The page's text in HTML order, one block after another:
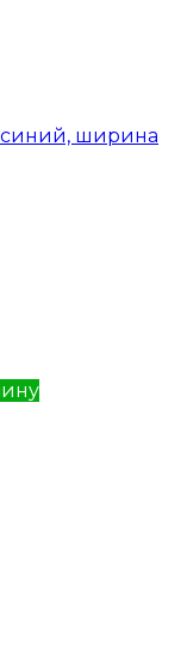
синий, ширина